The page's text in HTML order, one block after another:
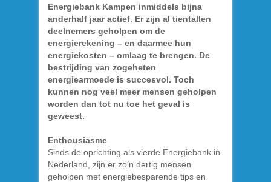
Energiebank Kampen inmiddels bijna
anderhalf jaar actief. Er zijn al tientallen
deelnemers geholpen om de
energierekening – en daarmee hun
energiekosten – omlaag te brengen. De
bestrijding van zogeheten
energiearmoede is succesvol. Toch
kunnen nog veel meer mensen geholpen
worden dan tot nu toe het geval is
geweest.
Enthousiasme
Sinds de oprichting als vierde Energiebank in
Nederland, zijn er zo’n dertig mensen
geholpen met energiebesparende tips en